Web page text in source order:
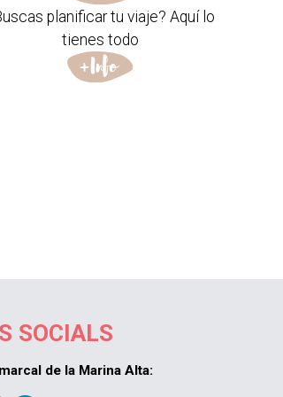
planificar tu viaje? Aquí lo
tienes todo
SOCIALS
de la Marina Alta: